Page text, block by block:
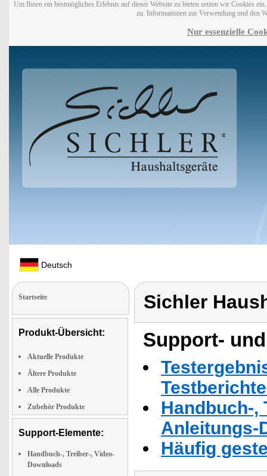
Um Ihnen ein bestmögliches Erlebnis auf dieser Website zu bieten setzen wir Cookies
zu. Informationen zur Verwendung und den
Nur essenzielle
Deutsch
Startseite
Produkt-Übersicht:
Aktuelle Produkte
Ältere Produkte
Alle Produkte
Zubehör Produkte
Support-Elemente:
Handbuch-, Treiber-, Video-
Downloads
Sichler
Support-
Handbuch-,
Anleitungs-
Häufig